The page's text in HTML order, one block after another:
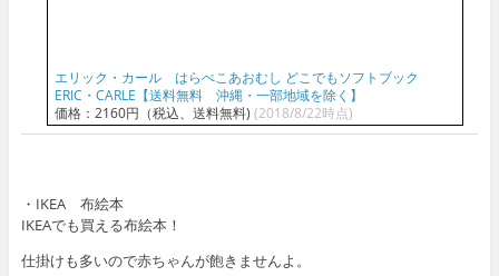
エリック・カール はらぺこあおむし どこでもソフトブック
ERIC・CARLE【送料無料 沖縄・一部地域を除く】
価格：2160円（税込、送料無料) (2018/8/22時点)
・IKEA 布絵本
IKEAでも買える布絵本！
仕掛けも多いので赤ちゃんが飽きませんよ。